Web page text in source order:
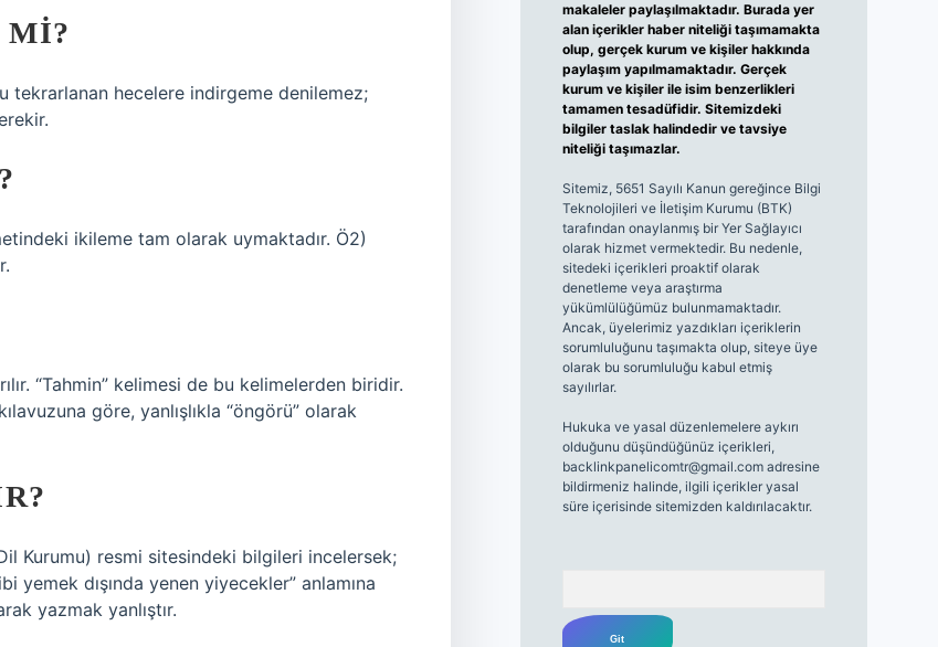
MI?
tekrarlanan hecelere indirgeme denilemez;
ikileme tam olarak uymaktadır. Ö2)
“Tahmin” kelimesi de bu kelimelerden biridir.
göre, yanlışlıkla “öngörü” olarak
Kurumu) resmi sitesindeki bilgileri incelersek;
yemek dışında yenen yiyecekler” anlamına
yazmak yanlıştır.
makaleler paylaşılmaktadır. Burada yer
alan içerikler haber niteliği taşımamakta
olup, gerçek kurum ve kişiler hakkında
paylaşım yapılmamaktadır. Gerçek
kurum ve kişiler ile isim benzerlikleri
tamamen tesadüfidir. Sitemizdeki
bilgiler taslak halindedir ve tavsiye
niteliği taşımazlar.
Sitemiz, 5651 Sayılı Kanun gereğince Bilgi
Teknolojileri ve İletişim Kurumu (BTK)
tarafından onaylanmış bir Yer Sağlayıcı
olarak hizmet vermektedir. Bu nedenle,
sitedeki içerikleri proaktif olarak
denetleme veya araştırma
yükümlülüğümüz bulunmamaktadır.
Ancak, üyelerimiz yazdıkları içeriklerin
sorumluluğunu taşımakta olup, siteye üye
olarak bu sorumluluğu kabul etmiş
sayılırlar.
Hukuka ve yasal düzenlemelere aykırı
olduğunu düşündüğünüz içerikleri,
backlinkpanelicomtr@gmail.comadresine
bildirmeniz halinde, ilgili içerikler yasal
süre içerisinde sitemizden kaldırılacaktır.